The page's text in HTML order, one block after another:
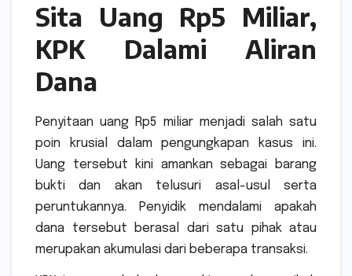
Sita Uang Rp5 Miliar,
KPK Dalami Aliran
Dana
Penyitaan uang Rp5 miliar menjadi salah satu
poin krusial dalam pengungkapan kasus ini.
Uang tersebut kini amankan sebagai barang
bukti dan akan telusuri asal-usul serta
peruntukannya. Penyidik mendalami apakah
dana tersebut berasal dari satu pihak atau
merupakan akumulasi dari beberapa transaksi.